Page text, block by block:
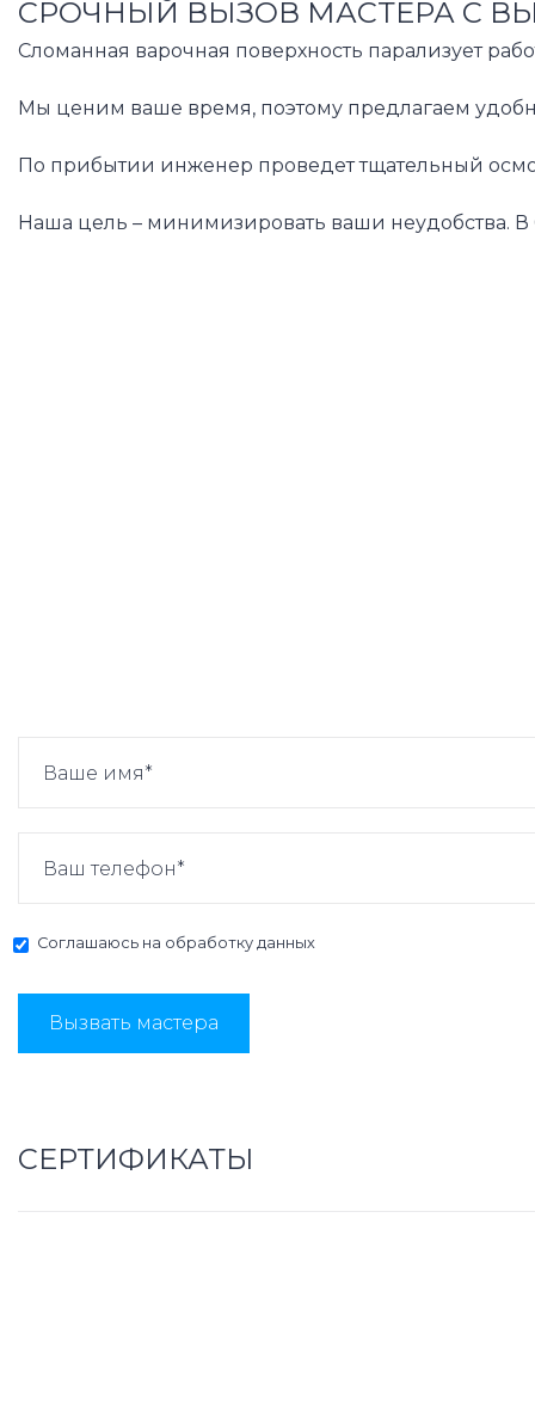
СРОЧНЫЙ ВЫЗОВ МАСТЕРА С
Сломанная варочная поверхность парализует
Мы ценим ваше время, поэтому предлагаем
По прибытии инженер проведет тщательный
Наша цель – минимизировать ваши неудобства. В
Соглашаюсь на обработку данных
Вызвать мастера
СЕРТИФИКАТЫ